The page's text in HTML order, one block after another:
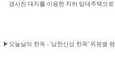
경사진 대지를 이용한 지하 임대주택으로
▶오늘날의 한옥 - '남한산성 한옥' 위원별